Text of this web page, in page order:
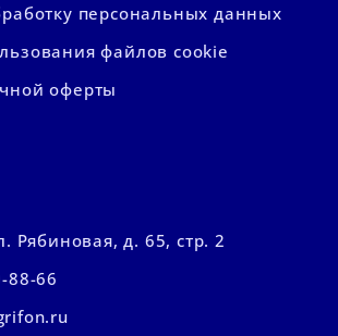
персональных данных
файлов cookie
оферты
Рябиновая, д. 65, стр. 2
88-66